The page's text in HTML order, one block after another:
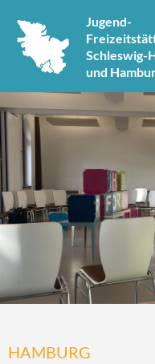
Jugend-
Schleswig-
und
HAMBURG